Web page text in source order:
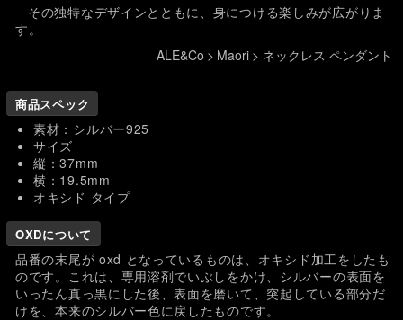
その独特なデザインとともに、身につける楽しみが広がりま
す。
ALE&Co > Maori > ネックレス ペンダント
商品スペック
素材：シルバー925
サイズ
縦：37mm
横：19.5mm
オキシド タイプ
OXDについて
品番の末尾が oxd となっているものは、オキシド加工をしたも
のです。これは、専用溶剤でいぶしをかけ、シルバーの表面を
いったん真っ黒にした後、表面を磨いて、突起している部分だ
けを、本来のシルバー色に戻したものです。